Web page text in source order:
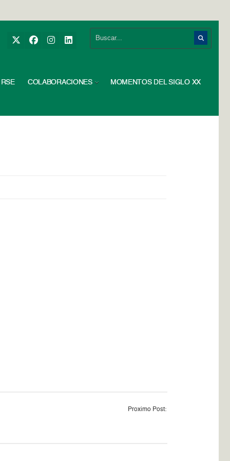
RSE COLABORACIONES MOMENTOS DEL SIGLO XX
Proximo Post: